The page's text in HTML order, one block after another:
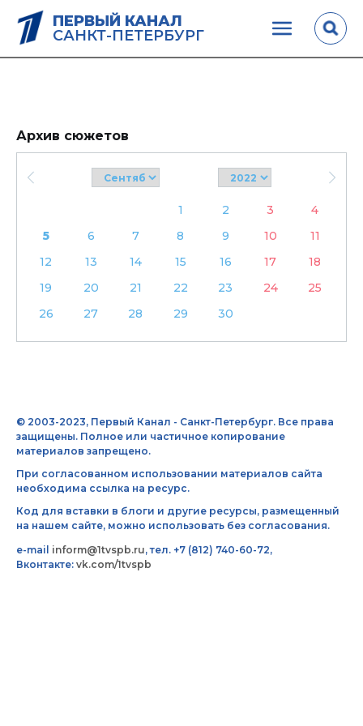
ПЕРВЫЙ КАНАЛ
САНКТ-ПЕТЕРБУРГ
Архив сюжетов
1 2 3
4
5
6 7 8 9 10
11
12
13 14 15 16 17
18
19
20 21 22 23 24
25
26
27 28 29 30
© 2003-2023, Первый Канал - Санкт-Петербург. Все права
защищены. Полное или частичное копирование
материалов запрещено.
При согласованном использовании материалов сайта
необходима ссылка на ресурс.
Код для вставки в блоги и другие ресурсы, размещенный
на нашем сайте, можно использовать без согласования.
e-mail inform@1tvspb.ru, тел. +7 (812) 740-60-72,
Вконтакте: vk.com/1tvspb